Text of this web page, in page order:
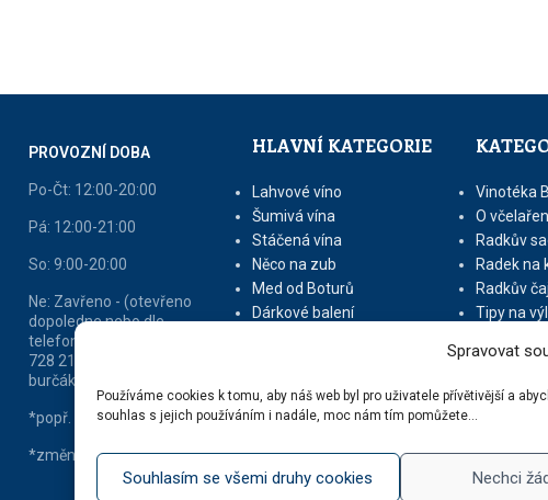
Spravovat
Používáme cookies k tomu, aby náš web byl pro uživatele přívětivější a
souhlas s jejich používáním i nadále, moc nám tím pomůžete...
Souhlasím se všemi druhy cookies Nechci
PROVOZNÍ DOBA
Po-Čt: 12:00-20:00
Pá: 12:00-21:00
So: 9:00-20:00
Ne: Zavřeno - (otevřeno
dopoledne nebo dle
telefonické domluvy na tel
728 213 216 - v sezóně
burčáků otevřeno 9 - 16)
*popř. dle tel. domluvy
*změna vyhrazena
HLAVNÍ KATEGORIE
Lahvové víno
Šumivá vína
Stáčená vína
Něco na zub
Med od Boturů
Dárkové balení
Vinotéka
O
Radkův
Radek na
Radkův
Tipy na